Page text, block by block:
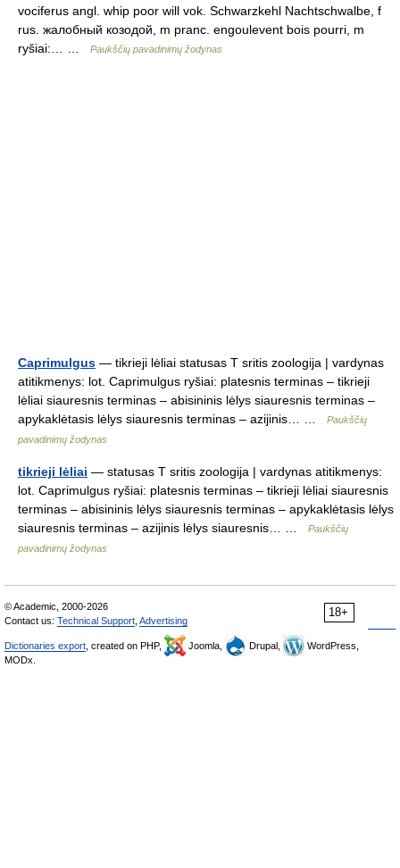
vociferus angl. whip poor will vok. Schwarzkehl Nachtschwalbe, f
rus. жалобный козодой, m pranc. engoulevent bois pourri, m
ryšiai:… …
Paukščių pavadinimų žodynas
Caprimulgus — tikrieji lėliai statusas T sritis zoologija | vardynas
atitikmenys: lot. Caprimulgus ryšiai: platesnis terminas – tikrieji
lėliai siauresnis terminas – abisininis lėlys siauresnis terminas –
apykaklėtasis lėlys siauresnis terminas – azijinis… …
Paukščių
pavadinimų žodynas
tikrieji lėliai — statusas T sritis zoologija | vardynas atitikmenys:
lot. Caprimulgus ryšiai: platesnis terminas – tikrieji lėliai siauresnis
terminas – abisininis lėlys siauresnis terminas – apykaklėtasis lėlys
siauresnis terminas – azijinis lėlys siauresnis… …
Paukščių
pavadinimų žodynas
18+
© Academic, 2000-2026
Contact us: Technical Support Advertising
Dictionaries export , created on PHP, Joomla, Drupal,
WordPress,
MODx.